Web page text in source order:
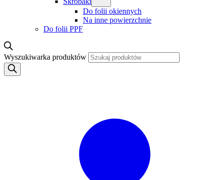
Do folii okiennych
Na inne powierzchnie
Do folii PPF
Wyszukiwarka produktów